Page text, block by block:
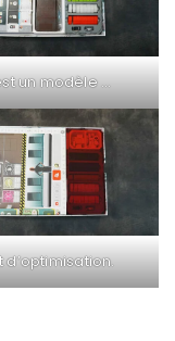
un modèle …
d’optimisation.